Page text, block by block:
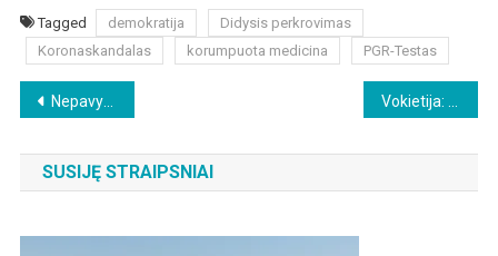
Tagged demokratija
Didysis perkrovimas
Koronaskandalas
korumpuota medicina PGR-Testas
Beitragsnavigation
Nepavykęs bandymas įvykdyti perversmą Venesueloje: parodykite protokolus! Vokietija: Bundestago pirmininko pavaduotojas A. Kubicki ragina sveikatos apsaugos ministrą A. Lauterbachą atsistatydinti
SUSIJĘ STRAIPSNIAI